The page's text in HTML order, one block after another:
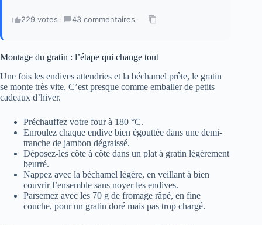
229 votes · 43 commentaires ·
Montage du gratin : l’étape qui change tout
Une fois les endives attendries et la béchamel prête, le gratin
se monte très vite. C’est presque comme emballer de petits
cadeaux d’hiver.
Préchauffez votre four à 180 °C.
Enroulez chaque endive bien égouttée dans une demi-
tranche de jambon dégraissé.
Déposez-les côte à côte dans un plat à gratin légèrement
beurré.
Nappez avec la béchamel légère, en veillant à bien
couvrir l’ensemble sans noyer les endives.
Parsemez avec les 70 g de fromage râpé, en fine
couche, pour un gratin doré mais pas trop chargé.